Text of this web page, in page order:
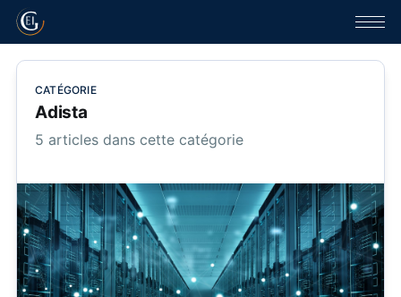
CATÉGORIE
Adista
5 articles dans cette catégorie